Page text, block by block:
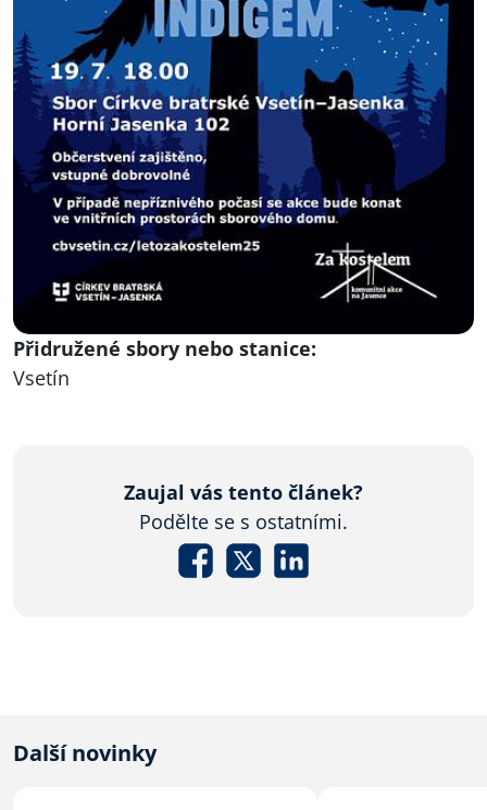
Přidružené sbory nebo stanice:
Vsetín
Zaujal vás tento článek?
Podělte se s ostatními.
Další novinky